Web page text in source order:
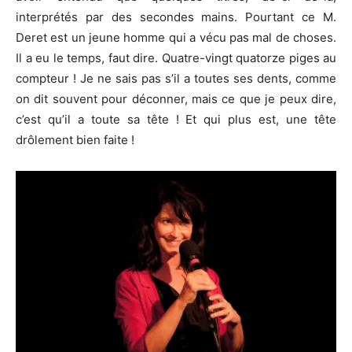
interprétés par des secondes mains. Pourtant ce M.
Deret est un jeune homme qui a vécu pas mal de choses.
Il a eu le temps, faut dire. Quatre-vingt quatorze piges au
compteur ! Je ne sais pas s’il a toutes ses dents, comme
on dit souvent pour déconner, mais ce que je peux dire,
c’est qu’il a toute sa tête ! Et qui plus est, une tête
drôlement bien faite !